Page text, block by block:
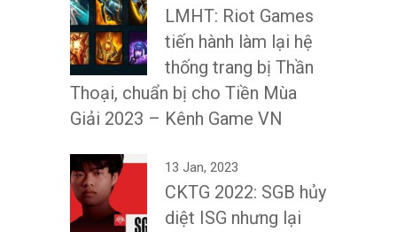
LMHT: Riot Games
tiến hành làm lại hệ
thống trang bị Thần
Thoại, chuẩn bị cho Tiền Mùa
Giải 2023 – Kênh Game VN
13 Jan, 2023
CKTG 2022: SGB hủy
diệt ISG nhưng lại